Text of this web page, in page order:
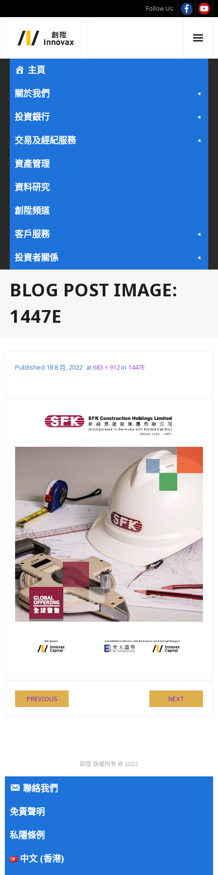
Follow Us
主頁
關於我們
投資銀行
交易及經紀服務
資產管理
資料研究
創陞頻道
客戶服務
投資者關係
BLOG POST IMAGE:
1447E
Published 18 8 月, 2022 at683 × 912in 1447E
PREVIOUS NEXT
創陞 版權所有 @ 2022
聯絡我們
免責聲明
私隱條例
中文 (香港)